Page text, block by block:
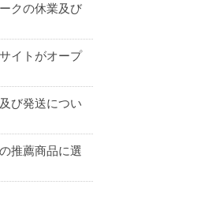
クの休業及び
イトがオープ
び発送につい
推薦商品に選